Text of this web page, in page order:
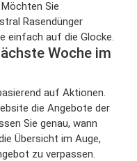
Sie
Rasendünger
einfach auf die Glocke.
Woche im
auf Aktionen.
die Angebote der
Sie genau, wann
Übersicht im Auge,
zu verpassen.